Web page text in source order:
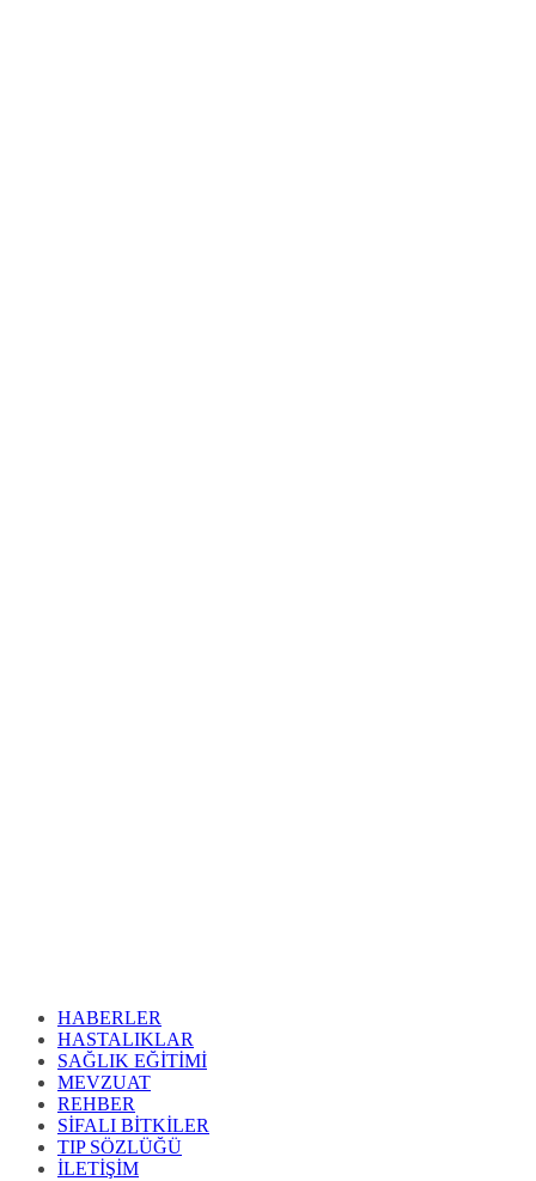
HABERLER
HASTALIKLAR
SAĞLIK EĞİTİMİ
MEVZUAT
REHBER
SİFALI BİTKİLER
TIP SÖZLÜĞÜ
İLETİŞİM